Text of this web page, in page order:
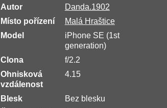
Autor
Danda.1902
Místo pořízení
Malá Hraštice
Model
iPhone SE (1st
generation)
Clona
f/2.2
Ohnisková
vzdálenost
4.15
Blesk
Bez blesku